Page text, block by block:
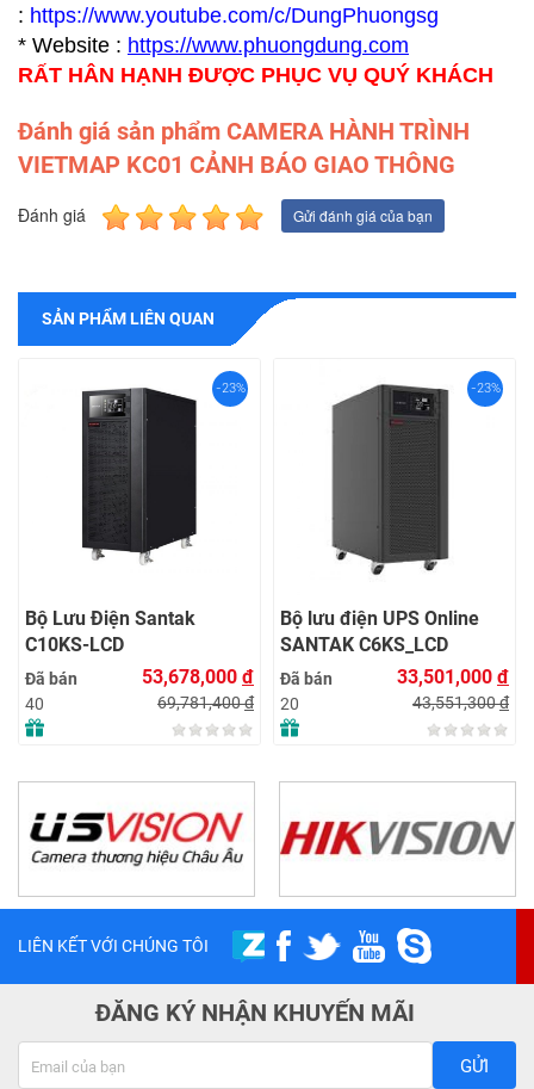
: https://www.youtube.com/c/DungPhuongsg
* Website : https://www.phuongdung.com
RẤT HÂN HẠNH ĐƯỢC PHỤC VỤ QUÝ KHÁCH
Đánh giá sản phẩm CAMERA HÀNH TRÌNH
VIETMAP KC01 CẢNH BÁO GIAO THÔNG
Đánh giá Gửi đánh giá của bạn
SẢN PHẨM LIÊN QUAN
-23%
Bộ Lưu Điện Santak
C10KS‑LCD
Đã bán
40
53,678,000 đ
69,781,400đ
-23%
Bộ lưu điện UPS Online
SANTAK C6KS_LCD
Đã bán
20
33,501,000 đ
43,551,300đ
LIÊN KẾT VỚI CHÚNG TÔI
ĐĂNG KÝ NHẬN KHUYẾN MÃI
GỬI